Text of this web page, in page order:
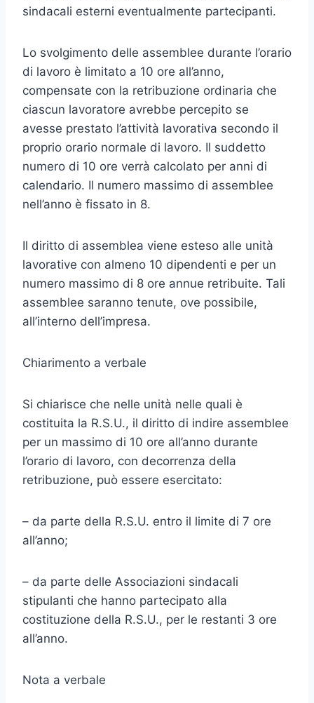
sindacali esterni eventualmente partecipanti.
Lo svolgimento delle assemblee durante l’orario
di lavoro è limitato a 10 ore all’anno,
compensate con la retribuzione ordinaria che
ciascun lavoratore avrebbe percepito se
avesse prestato l’attività lavorativa secondo il
proprio orario normale di lavoro. Il suddetto
numero di 10 ore verrà calcolato per anni di
calendario. Il numero massimo di assemblee
nell’anno è fissato in 8.
Il diritto di assemblea viene esteso alle unità
lavorative con almeno 10 dipendenti e per un
numero massimo di 8 ore annue retribuite. Tali
assemblee saranno tenute, ove possibile,
all’interno dell’impresa.
Chiarimento a verbale
Si chiarisce che nelle unità nelle quali è
costituita la R.S.U., il diritto di indire assemblee
per un massimo di 10 ore all’anno durante
l’orario di lavoro, con decorrenza della
retribuzione, può essere esercitato:
– da parte della R.S.U. entro il limite di 7 ore
all’anno;
– da parte delle Associazioni sindacali
stipulanti che hanno partecipato alla
costituzione della R.S.U., per le restanti 3 ore
all’anno.
Nota a verbale